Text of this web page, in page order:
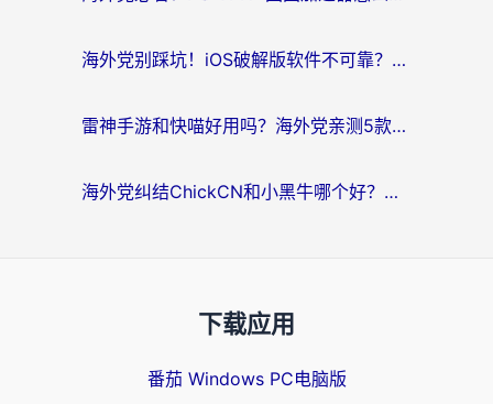
海外党别踩坑！iOS破解版软件不可靠？教你选对回国加速器无缝看国内资源
雷神手游和快喵好用吗？海外党亲测5款回国加速器，附斧牛Bling对比+微信视频号解决办法
海外党纠结ChickCN和小黑牛哪个好？一篇帮你选对回国加速器的实用指南
下载应用
番茄 Windows PC电脑版